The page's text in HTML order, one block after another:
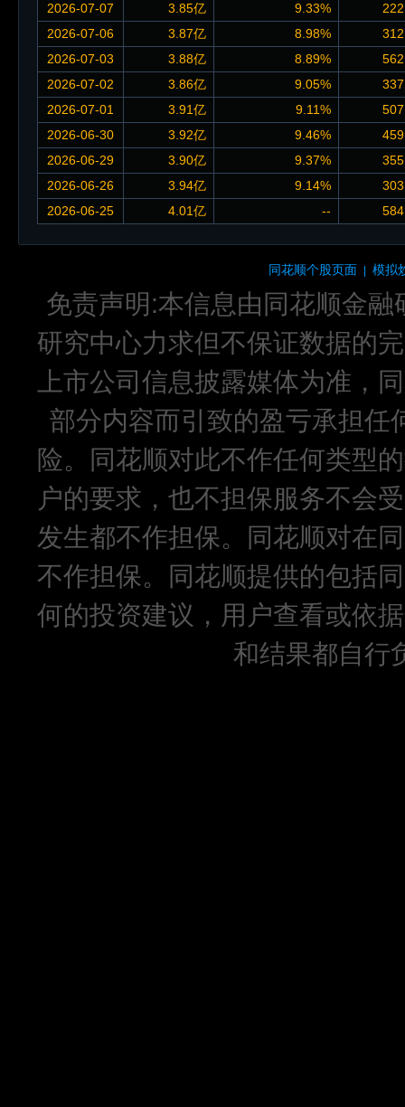
2026-07-07
3.85亿 9.33%
2026-07-06
3.87亿 8.98%
2026-07-03
3.88亿 8.89%
2026-07-02
3.86亿 9.05%
2026-07-01
3.91亿 9.11%
2026-06-30
3.92亿 9.46%
2026-06-29
3.90亿 9.37%
2026-06-26
3.94亿 9.14%
2026-06-25
4.01亿 --
同花顺个股页面 模拟
免责声明:本信息由同花顺金
研究中心力求但不保证数据的
上市公司信息披露媒体为准，
部分内容而引致的盈亏承担任
险。同花顺对此不作任何类型
户的要求，也不担保服务不会
发生都不作担保。同花顺对在
不作担保。同花顺提供的包括
何的投资建议，用户查看或依
和结果都自行